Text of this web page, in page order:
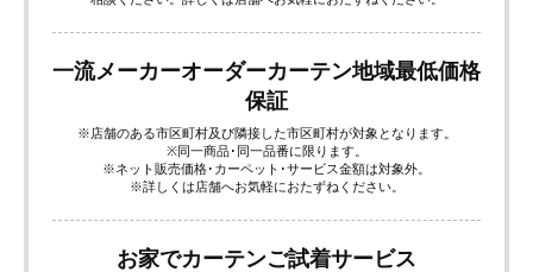
一流メーカーオーダーカーテン地域最低価格
保証
※店舗のある市区町村及び隣接した市区町村が対象となります。
※同一商品･同一品番に限ります。
※ネット販売価格･カーペット･サービス金額は対象外。
※詳しくは店舗へお気軽におたずねください。
お家でカーテンご試着サービス